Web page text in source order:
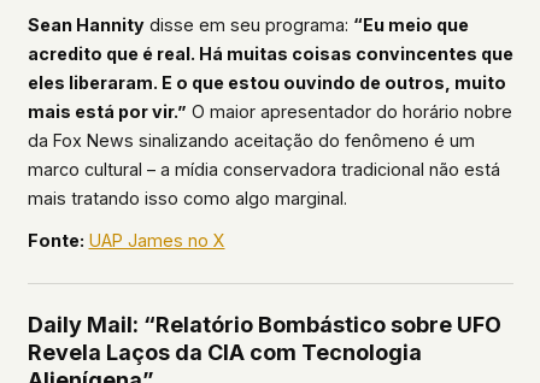
Sean Hannitydisse em seu programa: “Eu meio que
acredito que é real. Há muitas coisas convincentes que
eles liberaram. E o que estou ouvindo de outros, muito
mais está por vir.” O maior apresentador do horário nobre
da Fox News sinalizando aceitação do fenômeno é um
marco cultural – a mídia conservadora tradicional não está
mais tratando isso como algo marginal.
Fonte: UAP James no X
Daily Mail: “Relatório Bombástico sobre UFO
Revela Laços da CIA com Tecnologia